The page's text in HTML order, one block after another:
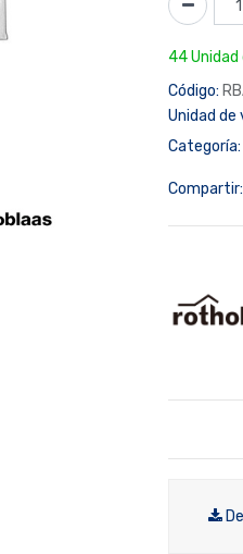
44 Unidad
Código:
Unidad de
Categoría:
Compartir: